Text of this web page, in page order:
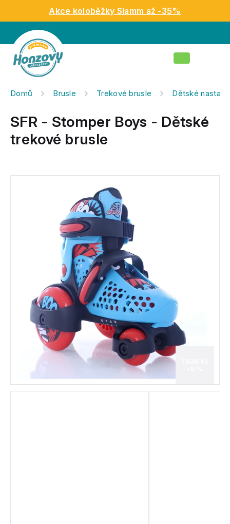
obsah
Akce koloběžky Slamm až -35%
Nákupní
Domů Brusle Trekové brusle Dětské
SFR - Stomper Boys - Dětské
trekové brusle